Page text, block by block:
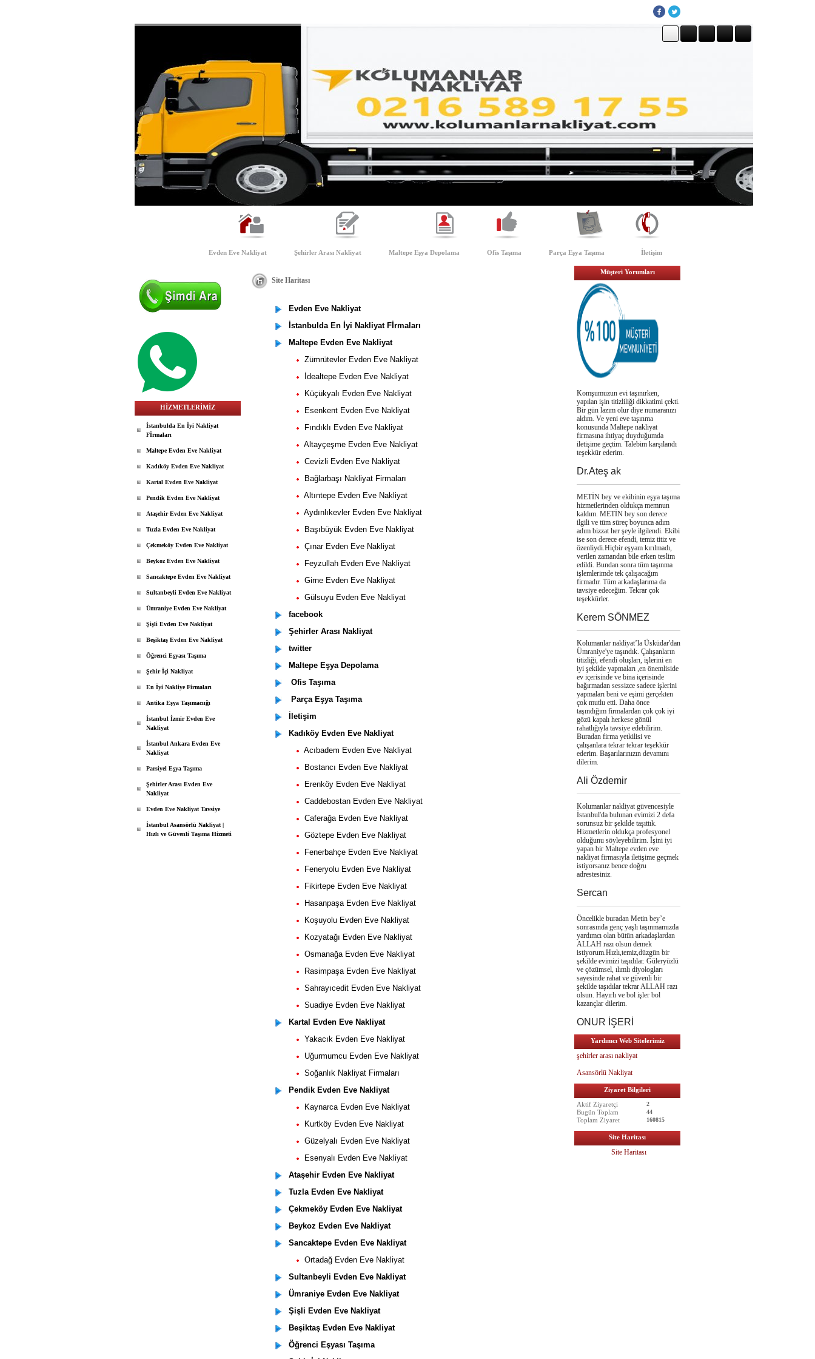
Evden Eve Nakliyat Şehirler Arası Nakliyat Maltepe Eşya Depolama Ofis Taşıma Parça Eşya Taşıma İletişim
HİZMETLERİMİZ
İstanbulda En İyi Nakliyat
Fİrmaları
Maltepe Evden Eve Nakliyat
Kadıköy Evden Eve Nakliyat
Kartal Evden Eve Nakliyat
Pendik Evden Eve Nakliyat
Ataşehir Evden Eve Nakliyat
Tuzla Evden Eve Nakliyat
Çekmeköy Evden Eve Nakliyat
Beykoz Evden Eve Nakliyat
Sancaktepe Evden Eve Nakliyat
Sultanbeyli Evden Eve Nakliyat
Ümraniye Evden Eve Nakliyat
Şişli Evden Eve Nakliyat
Beşiktaş Evden Eve Nakliyat
Öğrenci Eşyası Taşıma
Şehir İçi Nakliyat
En İyi Nakliye Firmaları
Antika Eşya Taşımacıığı
İstanbul İzmir Evden Eve
Nakliyat
İstanbul Ankara Evden Eve
Nakliyat
Parsiyel Eşya Taşıma
Şehirler Arası Evden Eve
Nakliyat
Evden Eve Nakliyat Tavsiye
İstanbul Asansörlü Nakliyat |
Hızlı ve Güvenli Taşıma Hizmeti
Site Haritası
Evden Eve Nakliyat
İstanbulda En İyi Nakliyat Fİrmaları
Maltepe Evden Eve Nakliyat
Zümrütevler Evden Eve Nakliyat
İdealtepe Evden Eve Nakliyat
Küçükyalı Evden Eve Nakliyat
Esenkent Evden Eve Nakliyat
Fındıklı Evden Eve Nakliyat
Altayçeşme Evden Eve Nakliyat
Cevizli Evden Eve Nakliyat
Bağlarbaşı Nakliyat Firmaları
Altıntepe Evden Eve Nakliyat
Aydınlıkevler Evden Eve Nakliyat
Başıbüyük Evden Eve Nakliyat
Çınar Evden Eve Nakliyat
Feyzullah Evden Eve Nakliyat
Girne Evden Eve Nakliyat
Gülsuyu Evden Eve Nakliyat
facebook
Şehirler Arası Nakliyat
twitter
Maltepe Eşya Depolama
Ofis Taşıma
Parça Eşya Taşıma
İletişim
Kadıköy Evden Eve Nakliyat
Acıbadem Evden Eve Nakliyat
Bostancı Evden Eve Nakliyat
Erenköy Evden Eve Nakliyat
Caddebostan Evden Eve Nakliyat
Caferağa Evden Eve Nakliyat
Göztepe Evden Eve Nakliyat
Fenerbahçe Evden Eve Nakliyat
Feneryolu Evden Eve Nakliyat
Fikirtepe Evden Eve Nakliyat
Hasanpaşa Evden Eve Nakliyat
Koşuyolu Evden Eve Nakliyat
Kozyatağı Evden Eve Nakliyat
Osmanağa Evden Eve Nakliyat
Rasimpaşa Evden Eve Nakliyat
Sahrayıcedit Evden Eve Nakliyat
Suadiye Evden Eve Nakliyat
Kartal Evden Eve Nakliyat
Yakacık Evden Eve Nakliyat
Uğurmumcu Evden Eve Nakliyat
Soğanlık Nakliyat Firmaları
Pendik Evden Eve Nakliyat
Kaynarca Evden Eve Nakliyat
Kurtköy Evden Eve Nakliyat
Güzelyalı Evden Eve Nakliyat
Esenyalı Evden Eve Nakliyat
Ataşehir Evden Eve Nakliyat
Tuzla Evden Eve Nakliyat
Çekmeköy Evden Eve Nakliyat
Beykoz Evden Eve Nakliyat
Sancaktepe Evden Eve Nakliyat
Ortadağ Evden Eve Nakliyat
Sultanbeyli Evden Eve Nakliyat
Ümraniye Evden Eve Nakliyat
Şişli Evden Eve Nakliyat
Beşiktaş Evden Eve Nakliyat
Öğrenci Eşyası Taşıma
Müşteri Yorumları
Komşumuzun evi taşınırken,
yapılan işin titizliliği dikkatimi çekti.
Bir gün lazım olur diye numaranızı
aldım. Ve yeni eve taşınma
konusunda Maltepe nakliyat
firmasına ihtiyaç duyduğumda
iletişime geçtim. Talebim karşılandı
teşekkür ederim.
Dr.Ateş ak
METİN bey ve ekibinin eşya taşıma
hizmetlerinden oldukça memnun
kaldım. METİN bey son derece
ilgili ve tüm süreç boyunca adım
adım bizzat her şeyle ilgilendi. Ekibi
ise son derece efendi, temiz titiz ve
özenliydi.Hiçbir eşyam kırılmadı,
verilen zamandan bile erken teslim
edildi. Bundan sonra tüm taşınma
işlemlerimde tek çalışacağım
firmadır. Tüm arkadaşlarıma da
tavsiye edeceğim. Tekrar çok
teşekkürler.
Kerem SÖNMEZ
Kolumanlar nakliyat’la Üsküdar'dan
Ümraniye'ye taşındık. Çalışanların
titizliği, efendi oluşları, işlerini en
iyi şekilde yapmaları ,en önemliside
ev içerisinde ve bina içerisinde
bağırmadan sessizce sadece işlerini
yapmaları beni ve eşimi gerçekten
çok mutlu etti. Daha önce
taşındığım firmalardan çok çok iyi
gözü kapalı herkese gönül
rahatlığıyla tavsiye edebilirim.
Buradan firma yetkilisi ve
çalışanlara tekrar tekrar teşekkür
ederim. Başarılarınızın devamını
dilerim.
Ali Özdemir
Kolumanlar nakliyat güvencesiyle
İstanbul'da bulunan evimizi 2 defa
sorunsuz bir şekilde taşıttık.
Hizmetlerin oldukça profesyonel
olduğunu söyleyebilirim. İşini iyi
yapan bir Maltepe evden eve
nakliyat firmasıyla iletişime geçmek
istiyorsanız bence doğru
adrestesiniz.
Sercan
Öncelikle buradan Metin bey’e
sonrasında genç yaşlı taşınmamızda
yardımcı olan bütün arkadaşlardan
ALLAH razı olsun demek
istiyorum.Hızlı,temiz,düzgün bir
şekilde evimizi taşıdılar. Güleryüzlü
ve çözümsel, ılımlı diyologları
sayesinde rahat ve güvenli bir
şekilde taşıdılar tekrar ALLAH razı
olsun. Hayırlı ve bol işler bol
kazançlar dilerim.
ONUR İŞERİ
Yardımcı Web Sitelerimiz
şehirler arası nakliyat
Asansörlü Nakliyat
Ziyaret Bilgileri
Aktif Ziyaretçi
2
Bugün Toplam 44
Toplam Ziyaret 160815
Site Haritası
Site Haritası